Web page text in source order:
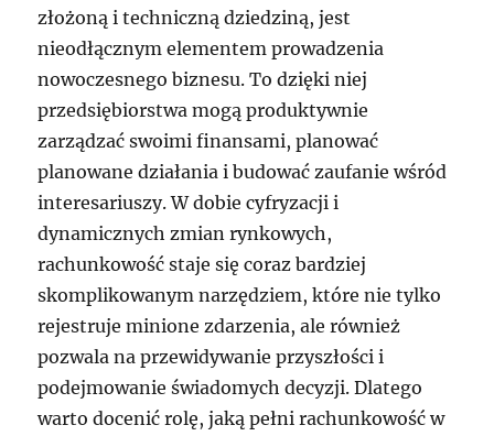
złożoną i techniczną dziedziną, jest
nieodłącznym elementem prowadzenia
nowoczesnego biznesu. To dzięki niej
przedsiębiorstwa mogą produktywnie
zarządzać swoimi finansami, planować
planowane działania i budować zaufanie wśród
interesariuszy. W dobie cyfryzacji i
dynamicznych zmian rynkowych,
rachunkowość staje się coraz bardziej
skomplikowanym narzędziem, które nie tylko
rejestruje minione zdarzenia, ale również
pozwala na przewidywanie przyszłości i
podejmowanie świadomych decyzji. Dlatego
warto docenić rolę, jaką pełni rachunkowość w